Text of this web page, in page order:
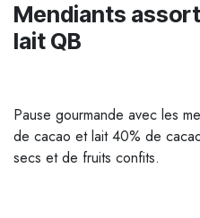
Mendiants
lait QB
Pause gourmande avec les
de cacao et lait 40% de
secs et de fruits confits.